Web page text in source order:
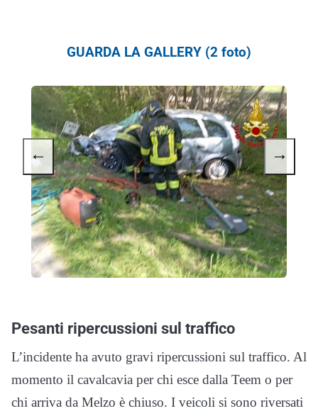
GUARDA LA GALLERY (2 foto)
← →
Pesanti ripercussioni sul traffico
L’incidente ha avuto gravi ripercussioni sul traffico. Al
momento il cavalcavia per chi esce dalla Teem o per
chi arriva da Melzo è chiuso. I veicoli si sono riversati